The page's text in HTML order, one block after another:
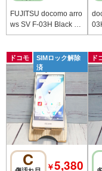
FUJITSU docomo arro
ws SV F-03H Black 62
2
ドコモ
SIMロック解除
済
C ￥5,380
ド